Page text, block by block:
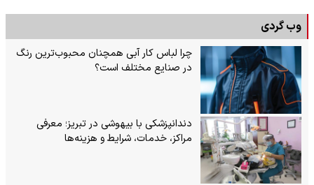
وب گردی
چرا لباس کار آبی همچنان محبوب‌ترین رنگ
در صنایع مختلف است؟
دندانپزشکی با بیهوشی در تبریز؛ معرفی
مراکز، خدمات، شرایط و هزینه‌ها